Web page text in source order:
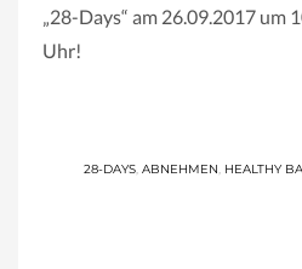
„28-Days“ am 26.09.2017 um
Uhr!
28-DAYS, ABNEHMEN, HEALTHY